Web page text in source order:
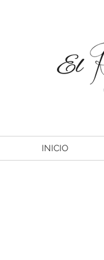
INICIO